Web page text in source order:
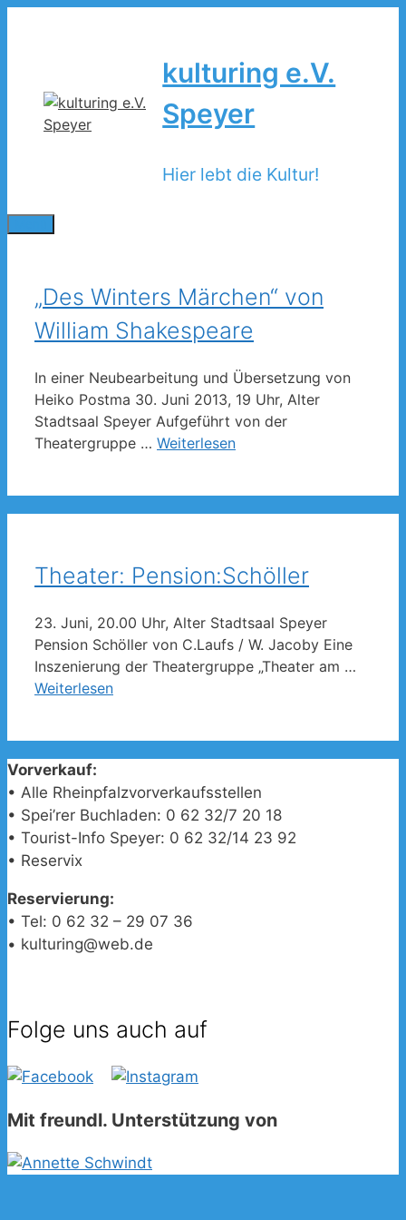
kulturing e.V.
Speyer
Hier lebt die Kultur!
„Des Winters Märchen“ von
William Shakespeare
In einer Neubearbeitung und Übersetzung von
Heiko Postma 30. Juni 2013, 19 Uhr, Alter
Stadtsaal Speyer Aufgeführt von der
Theatergruppe … Weiterlesen
Theater: Pension:Schöller
23. Juni, 20.00 Uhr, Alter Stadtsaal Speyer
Pension Schöller von C.Laufs / W. Jacoby Eine
Inszenierung der Theatergruppe „Theater am …
Weiterlesen
Vorverkauf:
• Alle Rheinpfalzvorverkaufsstellen
• Spei’rer Buchladen: 0 62 32/7 20 18
• Tourist-Info Speyer: 0 62 32/14 23 92
• Reservix
Reservierung:
• Tel: 0 62 32 – 29 07 36
• kulturing@web.de
Folge uns auch auf
Mit freundl. Unterstützung von